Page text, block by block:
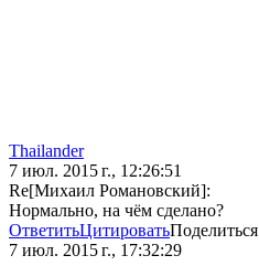
Thailander
7 июл. 2015 г., 12:26:51
Re[Михаил Романовский]:
Нормально, на чём сделано?
ОтветитьЦитироватьПоделиться
7 июл. 2015 г., 17:32:29